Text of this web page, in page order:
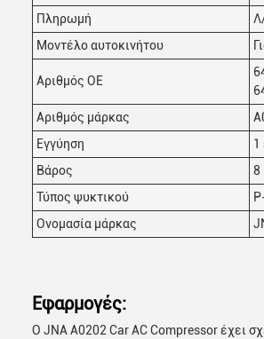
Πληρωμή
Μοντέλο αυτοκινήτου
Αριθμός ΟΕ
Αριθμός μάρκας
Εγγύηση
1
Βάρος
8
Τύπος ψυκτικού
Ονομασία μάρκας
Εφαρμογές:
Ο JNA A0202 Car AC Compressor έχει